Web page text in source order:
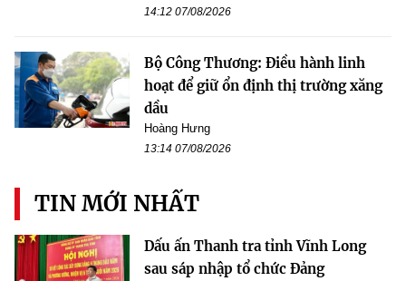
14:12 07/08/2026
Bộ Công Thương: Điều hành linh
hoạt để giữ ổn định thị trường xăng
dầu
Hoàng Hưng
13:14 07/08/2026
TIN MỚI NHẤT
Dấu ấn Thanh tra tỉnh Vĩnh Long
sau sáp nhập tổ chức Đảng